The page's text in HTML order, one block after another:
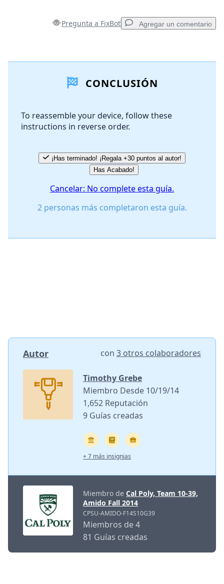
Pregunta a FixBot Agregar un comentario
Agregar Comentario
Cancelar
CONCLUSIÓN
To reassemble your device, follow these
instructions in reverse order.
¡Has terminado! ¡Regala +30 puntos al autor!
Has Acabado!
Cancelar: No complete esta guía.
2 personas más completaron esta guía.
Autor con 3 otros colaboradores
Timothy Grebe
Miembro Desde 10/19/14
1,652 Reputación
9 Guías creadas
+ 7 más insignias
Miembro de Cal Poly, Team 10-39,
Amido Fall 2014
CPSU-AMIDO-F14S10G39
Miembros de 4
81 Guías creadas